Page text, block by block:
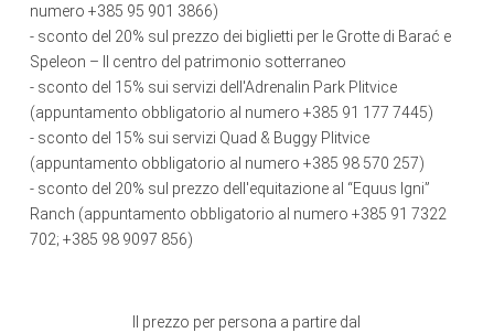
numero +385 95 901 3866)
- sconto del 20% sul prezzo dei biglietti per le Grotte di Barać e
Speleon – Il centro del patrimonio sotterraneo
- sconto del 15% sui servizi dell'Adrenalin Park Plitvice
(appuntamento obbligatorio al numero +385 91 177 7445)
- sconto del 15% sui servizi Quad & Buggy Plitvice
(appuntamento obbligatorio al numero +385 98 570 257)
- sconto del 20% sul prezzo dell'equitazione al “Equus Igni”
Ranch (appuntamento obbligatorio al numero +385 91 7322
702; +385 98 9097 856)
Il prezzo per persona a partire dal